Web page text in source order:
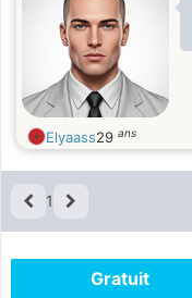
Elyaass29 ans
1
Gratuit